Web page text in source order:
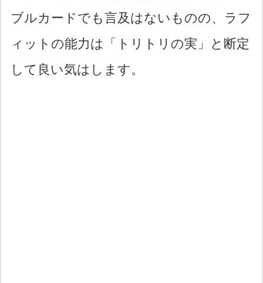
ブルカードでも言及はないものの、ラフ
ィットの能力は「トリトリの実」と断定
して良い気はします。